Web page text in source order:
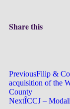
Share this
PreviousFilip &
acquisition of the
County
NextÎCCJ –